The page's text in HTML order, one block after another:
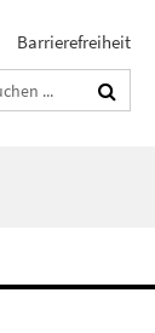
Barrierefreiheit